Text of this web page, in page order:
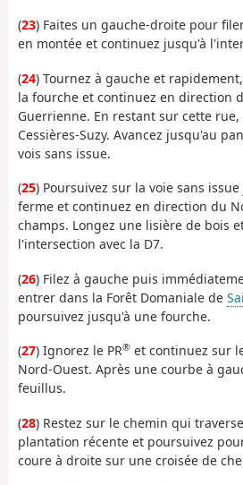
(23) Faites un gauche-droite pour
en montée et continuez jusqu'à
(24) Tournez à gauche et
la fourche et continuez en direction
Guerrienne. En restant sur cette
Cessières-Suzy. Avancez jusqu'au
vois sans issue.
(25) Poursuivez sur la voie sans
ferme et continuez en direction du
champs. Longez une lisière de bois
l'intersection avec la D7.
(26) Filez à gauche puis
entrer dans la Forêt Domaniale de
poursuivez jusqu'à une fourche.
(27) Ignorez le PR® et continuez sur
Nord-Ouest. Après une courbe à
feuillus.
(28) Restez sur le chemin qui
plantation récente et poursuivez
coure à droite sur une croisée de